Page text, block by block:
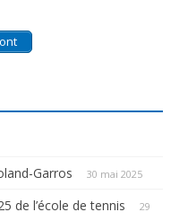
Garros 30 mai 2025
de l’école de tennis
29